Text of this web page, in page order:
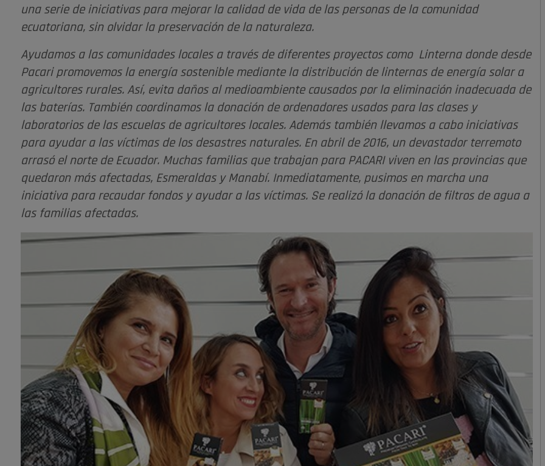
una serie de iniciativas para mejorar la calidad de vida de las personas de la comunidad
ecuatoriana, sin olvidar la preservación de la naturaleza.
Ayudamos a las comunidades locales a través de diferentes proyectos como Linterna donde desde
Pacari promovemos la energía sostenible mediante la distribución de linternas de energía solar a
agricultores rurales. Así, evita daños al medioambiente causados por la eliminación inadecuada de
las baterías. También coordinamos la donación de ordenadores usados para las clases y
laboratorios de las escuelas de agricultores locales. Además también llevamos a cabo iniciativas
para ayudar a las víctimas de los desastres naturales. En abril de 2016, un devastador terremoto
arrasó el norte de Ecuador. Muchas familias que trabajan para PACARI viven en las provincias que
quedaron más afectadas, Esmeraldas y Manabí. Inmediatamente, pusimos en marcha una
iniciativa para recaudar fondos y ayudar a las víctimas. Se realizó la donación de filtros de agua a
las familias afectadas.